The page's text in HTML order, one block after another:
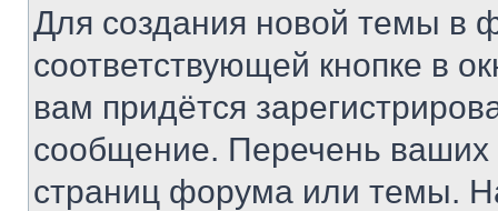
Для создания новой темы в
соответствующей кнопке в
вам придётся
сообщение. Перечень ваших
страниц форума или темы.